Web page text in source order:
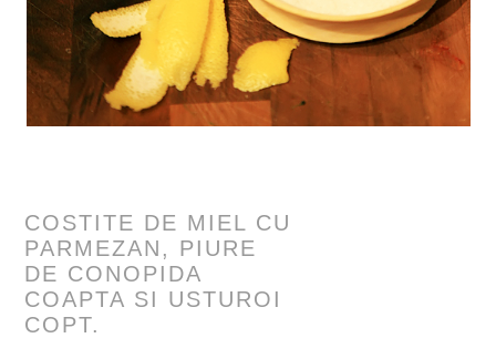
COSTITE DE MIEL CU
PARMEZAN, PIURE
DE CONOPIDA
COAPTA SI USTUROI
COPT.